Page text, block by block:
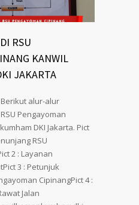
RSU
KANWIL
JAKARTA
Berikut alur-alur
Pengayoman
DKI Jakarta. Pict
RSU
2 : Layanan
3 : Petunjuk
CipinangPict 4 :
Jalan